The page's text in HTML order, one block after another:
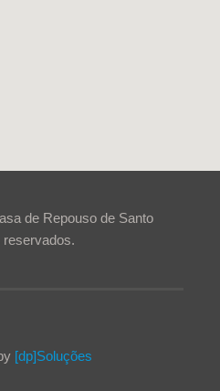
de Repouso de Santo
reservados.
[dp]Soluções